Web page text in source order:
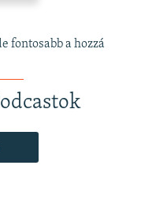
fontosabb a hozzá